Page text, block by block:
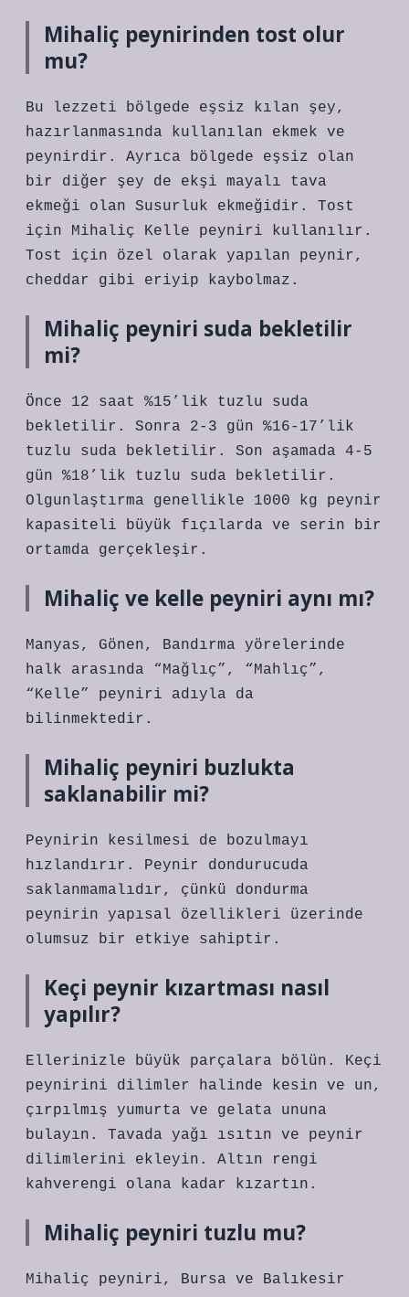
Mihaliç peynirinden tost olur
mu?
Bu lezzeti bölgede eşsiz kılan şey,
hazırlanmasında kullanılan ekmek ve
peynirdir. Ayrıca bölgede eşsiz olan
bir diğer şey de ekşi mayalı tava
ekmeği olan Susurluk ekmeğidir. Tost
için Mihaliç Kelle peyniri kullanılır.
Tost için özel olarak yapılan peynir,
cheddar gibi eriyip kaybolmaz.
Mihaliç peyniri suda bekletilir
mi?
Önce 12 saat %15’lik tuzlu suda
bekletilir. Sonra 2-3 gün %16-17’lik
tuzlu suda bekletilir. Son aşamada 4-5
gün %18’lik tuzlu suda bekletilir.
Olgunlaştırma genellikle 1000 kg peynir
kapasiteli büyük fıçılarda ve serin bir
ortamda gerçekleşir.
Mihaliç ve kelle peyniri aynı mı?
Manyas, Gönen, Bandırma yörelerinde
halk arasında “Mağlıç”, “Mahlıç”,
“Kelle” peyniri adıyla da
bilinmektedir.
Mihaliç peyniri buzlukta
saklanabilir mi?
Peynirin kesilmesi de bozulmayı
hızlandırır. Peynir dondurucuda
saklanmamalıdır, çünkü dondurma
peynirin yapısal özellikleri üzerinde
olumsuz bir etkiye sahiptir.
Keçi peynir kızartması nasıl
yapılır?
Ellerinizle büyük parçalara bölün. Keçi
peynirini dilimler halinde kesin ve un,
çırpılmış yumurta ve gelata ununa
bulayın. Tavada yağı ısıtın ve peynir
dilimlerini ekleyin. Altın rengi
kahverengi olana kadar kızartın.
Mihaliç peyniri tuzlu mu?
Mihaliç peyniri, Bursa ve Balıkesir